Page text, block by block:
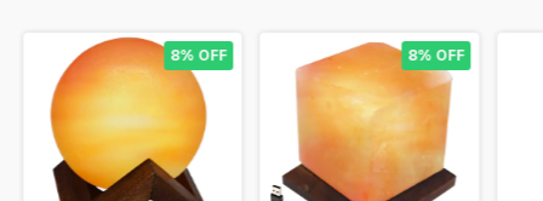
8% OFF 8% OFF